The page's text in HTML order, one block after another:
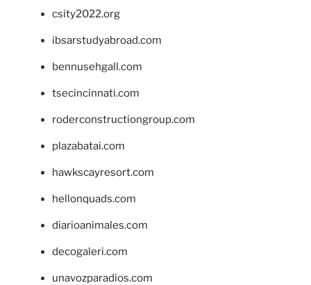
csity2022.org
ibsarstudyabroad.com
bennusehgall.com
tsecincinnati.com
roderconstructiongroup.com
plazabatai.com
hawkscayresort.com
hellonquads.com
diarioanimales.com
decogaleri.com
unavozparadios.com